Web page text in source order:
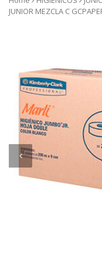
JUNIOR MEZCLA C